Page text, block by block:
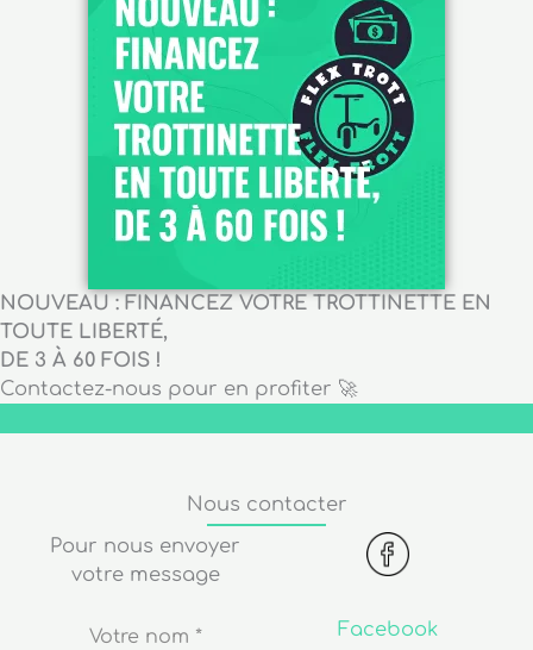
NOUVEAU : FINANCEZ VOTRE TROTTINETTE EN
TOUTE LIBERTÉ,
DE 3 À 60 FOIS !
Contactez-nous pour en profiter 🚀
Nous contacter
Pour nous envoyer
votre message
Votre nom * Facebook